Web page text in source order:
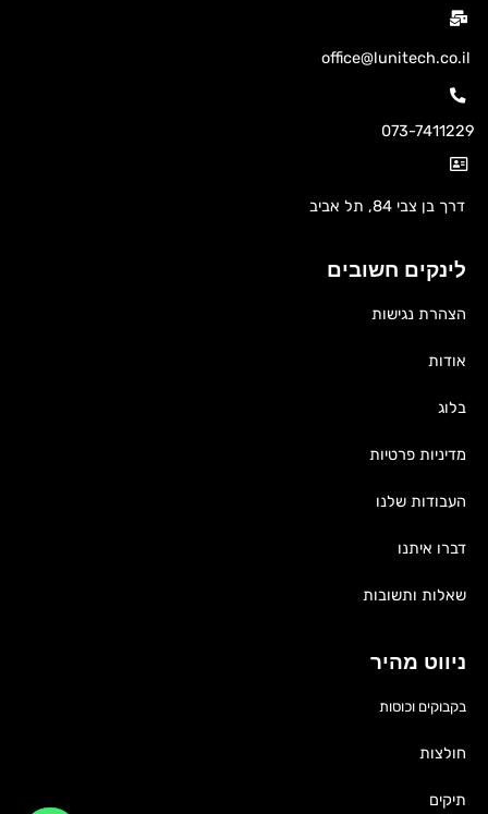
ניווט מהיר
בקבוקים וכוסות
חולצות
תיקים
לינקים חשובים
הצהרת נגישות
אודות
בלוג
מדיניות פרטיות
העבודות שלנו
דברו איתנו
שאלות ותשובות
office@lunitech.co.il
073-7411229
דרך בן צבי 84, תל אביב